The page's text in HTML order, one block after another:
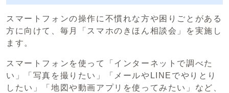
スマートフォンの操作に不慣れな方や困りごとがある
方に向けて、毎月「スマホのきほん相談会」を実施し
ます。
スマートフォンを使って「インターネットで調べた
い」「写真を撮りたい」「メールやLINEでやりとり
したい」「地図や動画アプリを使ってみたい」など、